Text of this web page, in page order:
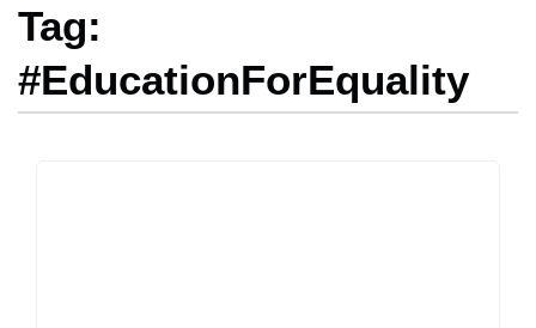
Tag:
#EducationForEquality